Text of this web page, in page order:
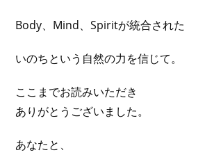
Body、Mind、Spiritが統合された
いのちという自然の力を信じて。
ここまでお読みいただき
ありがとうございました。
あなたと、